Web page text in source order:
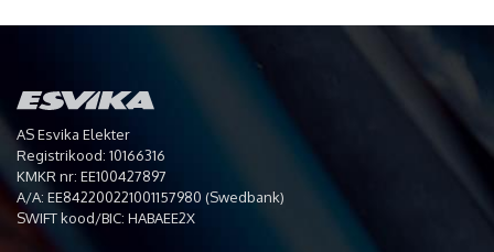
AS Esvika Elekter
Registrikood: 10166316
KMKR nr: EE100427897
A/A: EE842200221001157980 (Swedbank)
SWIFT kood/BIC: HABAEE2X